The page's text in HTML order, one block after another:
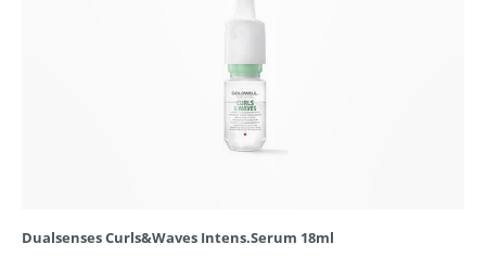
Dualsenses Curls&Waves Intens.Serum 18ml